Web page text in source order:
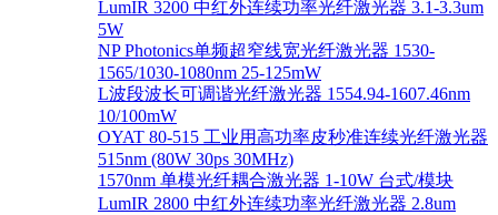
LumIR 3200 中红外连续功率光纤激光器 3.1-3.3um
5W
NP Photonics单频超窄线宽光纤激光器 1530-
1565/1030-1080nm 25-125mW
L波段波长可调谐光纤激光器 1554.94-1607.46nm
10/100mW
OYAT 80-515 工业用高功率皮秒准连续光纤激光器
515nm (80W 30ps 30MHz)
1570nm 单模光纤耦合激光器 1-10W 台式/模块
LumIR 2800 中红外连续功率光纤激光器 2.8um